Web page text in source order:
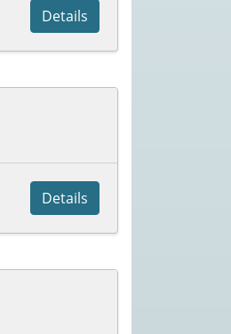
Details
Details